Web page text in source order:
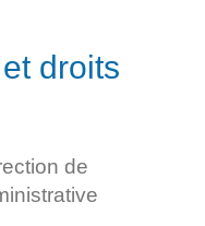
droits
de